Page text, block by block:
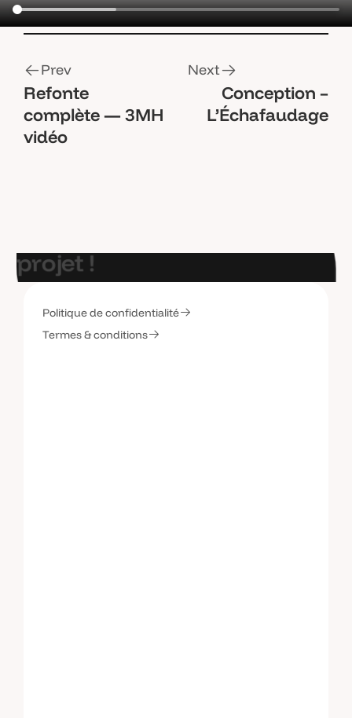
Prev
Prev
Refonte
complète — 3MH
vidéo
Next
Conception –
L’Échafaudage
projet!
Contactez-moi
Contactez-moi
Politique de confidentialité
Termes & conditions